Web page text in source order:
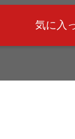
気に入